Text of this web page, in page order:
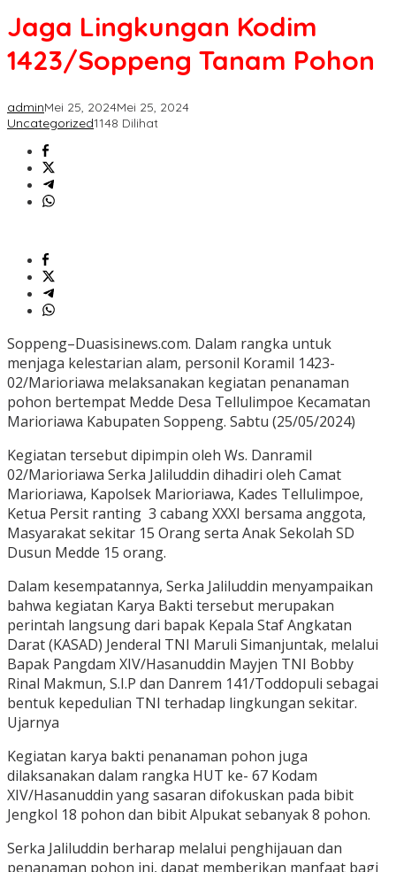
1423/Soppeng
Tanam
Pohon
Jaga Lingkungan Kodim
1423/Soppeng Tanam Pohon
adminMei 25, 2024Mei 25, 2024
Uncategorized1148 Dilihat
Soppeng–Duasisinews.com. Dalam rangka untuk
menjaga kelestarian alam, personil Koramil 1423-
02/Marioriawa melaksanakan kegiatan penanaman
pohon bertempat Medde Desa Tellulimpoe Kecamatan
Marioriawa Kabupaten Soppeng. Sabtu (25/05/2024)
Kegiatan tersebut dipimpin oleh Ws. Danramil
02/Marioriawa Serka Jaliluddin dihadiri oleh Camat
Marioriawa, Kapolsek Marioriawa, Kades Tellulimpoe,
Ketua Persit ranting 3 cabang XXXI bersama anggota,
Masyarakat sekitar 15 Orang serta Anak Sekolah SD
Dusun Medde 15 orang.
Dalam kesempatannya, Serka Jaliluddin menyampaikan
bahwa kegiatan Karya Bakti tersebut merupakan
perintah langsung dari bapak Kepala Staf Angkatan
Darat (KASAD) Jenderal TNI Maruli Simanjuntak, melalui
Bapak Pangdam XIV/Hasanuddin Mayjen TNI Bobby
Rinal Makmun, S.I.P dan Danrem 141/Toddopuli sebagai
bentuk kepedulian TNI terhadap lingkungan sekitar.
Ujarnya
Kegiatan karya bakti penanaman pohon juga
dilaksanakan dalam rangka HUT ke- 67 Kodam
XIV/Hasanuddin yang sasaran difokuskan pada bibit
Jengkol 18 pohon dan bibit Alpukat sebanyak 8 pohon.
Serka Jaliluddin berharap melalui penghijauan dan
penanaman pohon ini, dapat memberikan manfaat bagi